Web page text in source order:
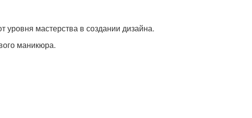
мастерства в создании дизайна.
маникюра.